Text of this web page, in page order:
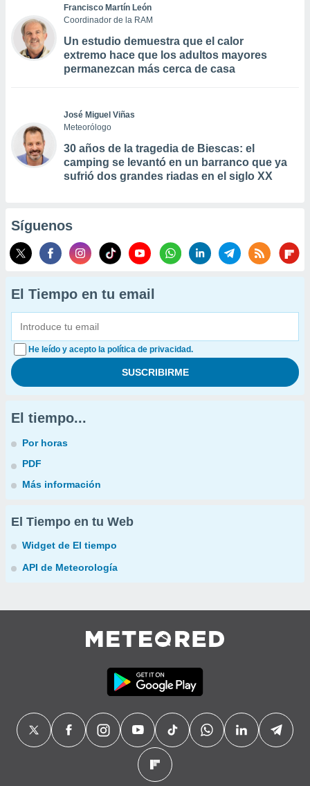
Francisco Martín León
Coordinador de la RAM
Un estudio demuestra que el calor
extremo hace que los adultos mayores
permanezcan más cerca de casa
José Miguel Viñas
Meteorólogo
30 años de la tragedia de Biescas: el
camping se levantó en un barranco que ya
sufrió dos grandes riadas en el siglo XX
Síguenos
El Tiempo en tu email
He leído y acepto la política de privacidad.
El tiempo...
Por horas
PDF
Más información
El Tiempo en tu Web
Widget de El tiempo
API de Meteorología